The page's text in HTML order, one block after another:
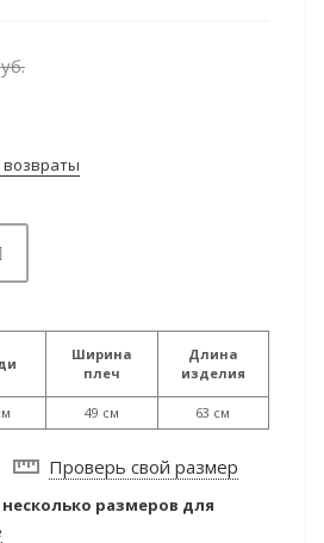
возвраты
Ширина
плеч
49 см
Длина
изделия
63 см
Проверь свой размер
размеров для